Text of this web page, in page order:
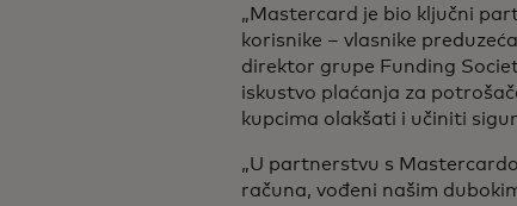
„Mastercard je bio ključni
korisnike – vlasnike
direktor grupe Funding
iskustvo plaćanja za
kupcima olakšati i učiniti
„U partnerstvu s
računa, vođeni našim